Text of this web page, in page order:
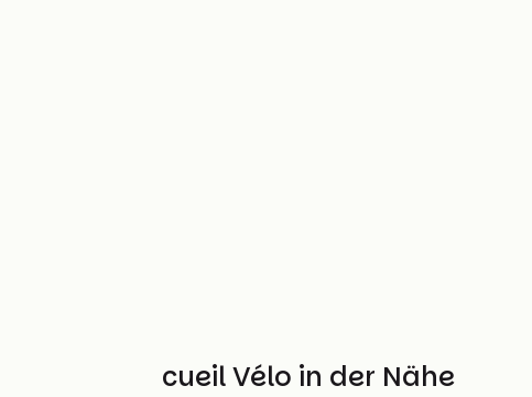
Weitere Accueil Vélo in der Nähe